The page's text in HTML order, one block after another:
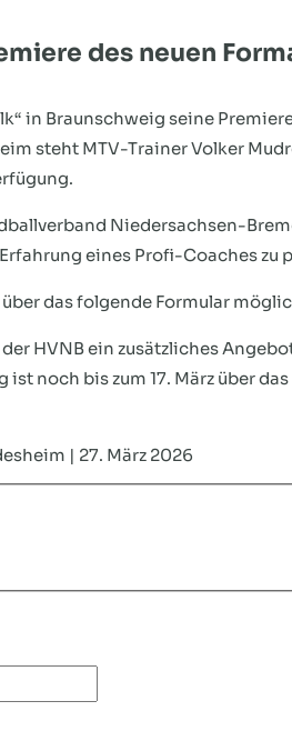
des neuen
in Braunschweig seine
steht MTV-Trainer Volker
Niedersachsen-
eines Profi-Coaches zu
das folgende Formular
HVNB ein zusätzliches
noch bis zum 17. März über
| 27. März 2026